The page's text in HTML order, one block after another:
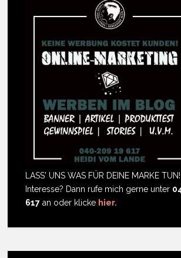
LASS' UNS WAS FÜR DEINE MARKE
Interesse? Dann rufe mich gerne unter
617 an oder klicke hier.